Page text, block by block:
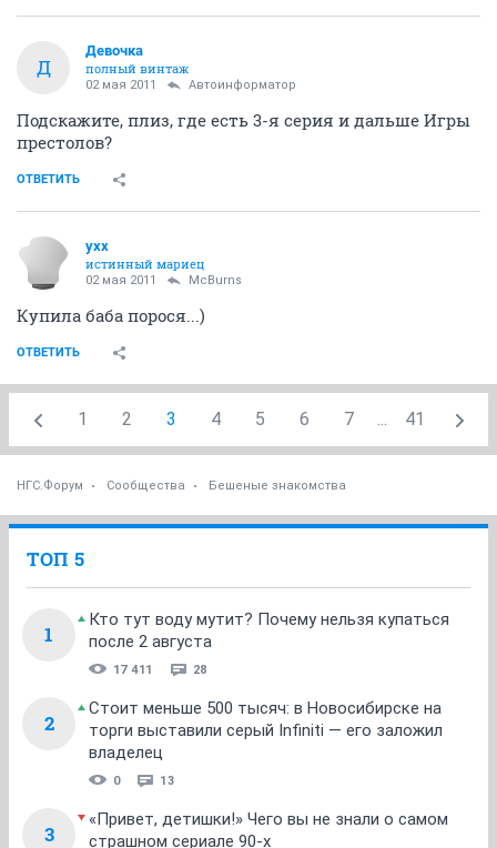
Д
Девочка
полный винтаж
02 мая 2011 Автоинформатор
Подскажите, плиз, где есть 3-я серия и дальше Игры
престолов?
ОТВЕТИТЬ
yxx
истинный мариец
02 мая 2011 McBurns
Купила баба порося...)
ОТВЕТИТЬ
1 2 3 4 5 6 7 ... 41
НГС.Форум Сообщества Бешеные знакомства
ТОП 5
1
Кто тут воду мутит? Почему нельзя купаться
после 2 августа
17 411 28
2
Стоит меньше 500 тысяч: в Новосибирске на
торги выставили серый Infiniti — его заложил
владелец
0 13
3
«Привет, детишки!» Чего вы не знали о самом
страшном сериале 90-х